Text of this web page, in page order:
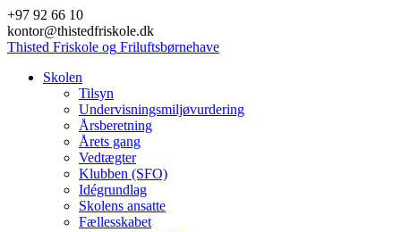
Skip
to
content
+97 92 66 10
kontor@thistedfriskole.dk
Thisted Friskole og Friluftsbørnehave
Skolen
Tilsyn
Undervisningsmiljøvurdering
Årsberetning
Årets gang
Vedtægter
Klubben (SFO)
Idégrundlag
Skolens ansatte
Fællesskabet